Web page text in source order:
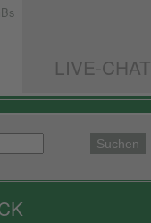
LIVE-CHAT